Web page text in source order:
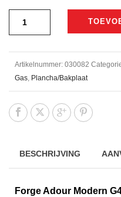
Artikelnummer: 030082
Gas, Plancha/Bakplaat
BESCHRIJVING
Forge Adour Modern